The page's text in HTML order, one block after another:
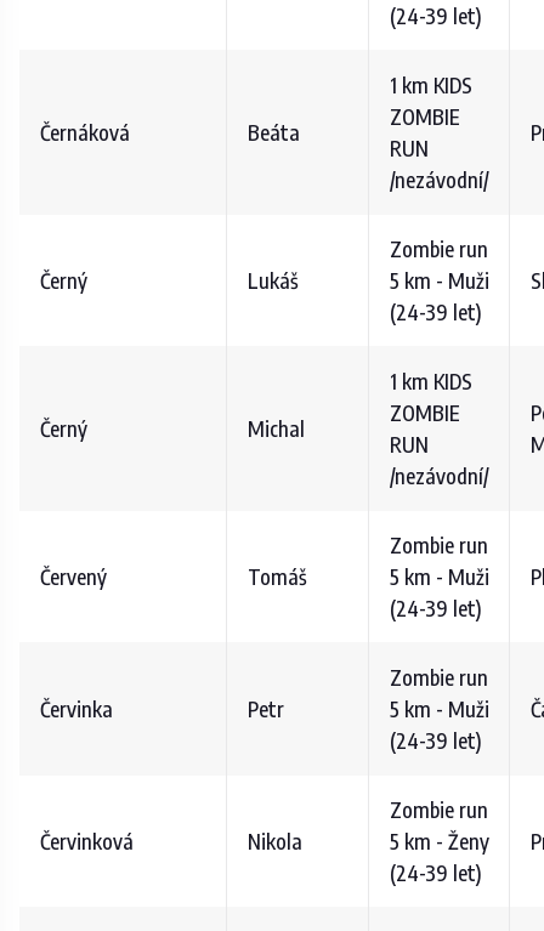
(24-39 let)
Černáková Beáta
1 km KIDS
ZOMBIE
RUN
/nezávodní/
Černý Lukáš
Zombie run
5 km - Muži
(24-39 let)
Černý Michal
1 km KIDS
ZOMBIE
RUN
/nezávodní/
Červený Tomáš
Zombie run
5 km - Muži
(24-39 let)
Červinka Petr
Zombie run
5 km - Muži
(24-39 let)
Červinková Nikola
Zombie run
5 km - Ženy
(24-39 let)